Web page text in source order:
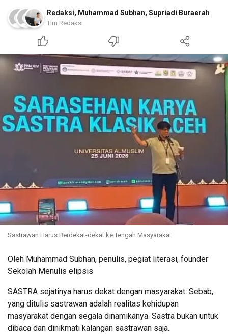
Redaksi, Muhammad Subhan, Supriadi Buraerah
Tim Redaksi
Sastrawan Harus Berdekat-dekat ke Tengah Masyarakat
Oleh Muhammad Subhan, penulis, pegiat literasi, founder
Sekolah Menulis elipsis
SASTRA sejatinya harus dekat dengan masyarakat. Sebab,
yang ditulis sastrawan adalah realitas kehidupan
masyarakat dengan segala dinamikanya. Sastra bukan untuk
dibaca dan dinikmati kalangan sastrawan saja.